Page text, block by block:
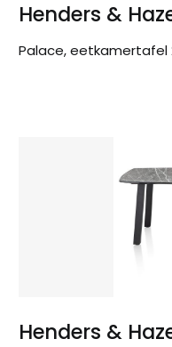
Henders &
Palace, eetkamertafel
Henders &